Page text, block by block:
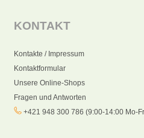
KONTAKT
Kontakte / Impressum
Kontaktformular
Unsere Online-Shops
Fragen und Antworten
+421 948 300 786 (9:00-14:00 Mo-